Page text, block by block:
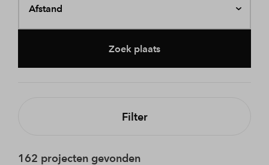
Afstand
Zoek plaats
Filter
162 projecten gevonden